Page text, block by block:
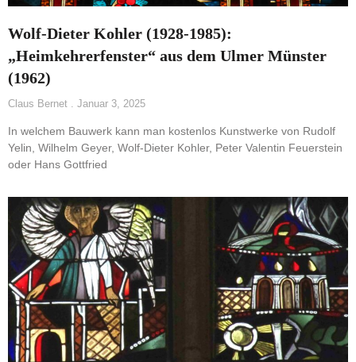
Wolf-Dieter Kohler (1928-1985):
„Heimkehrerfenster“ aus dem Ulmer Münster
(1962)
Claus Bernet Januar 3, 2025
In welchem Bauwerk kann man kostenlos Kunstwerke von Rudolf
Yelin, Wilhelm Geyer, Wolf-Dieter Kohler, Peter Valentin Feuerstein
oder Hans Gottfried